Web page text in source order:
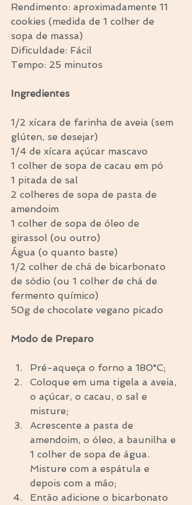
Rendimento: aproximadamente 11
cookies (medida de 1 colher de
sopa de massa)
Dificuldade: Fácil
Tempo: 25 minutos
Ingredientes
1/2 xícara de farinha de aveia (sem
glúten, se desejar)
1/4 de xícara açúcar mascavo
1 colher de sopa de cacau em pó
1 pitada de sal
2 colheres de sopa de pasta de
amendoim
1 colher de sopa de óleo de
girassol (ou outro)
Água (o quanto baste)
1/2 colher de chá de bicarbonato
de sódio (ou 1 colher de chá de
fermento químico)
50g de chocolate vegano picado
Modo de Preparo
Pré-aqueça o forno a 180°C;
Coloque em uma tigela a aveia,
o açúcar, o cacau, o sal e
misture;
Acrescente a pasta de
amendoim, o óleo, a baunilha e
1 colher de sopa de água.
Misture com a espátula e
depois com a mão;
Então adicione o bicarbonato